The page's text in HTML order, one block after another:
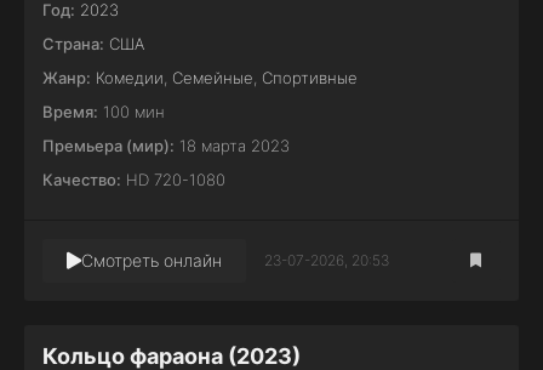
Год: 2023
Страна: США
Жанр: Комедии Семейные Спортивные
Время: 100 мин
Премьера (мир): 18 марта 2023
Качество: HD 720-1080
Смотреть онлайн 23-07-2026, 20:53
Кольцо фараона (2023)